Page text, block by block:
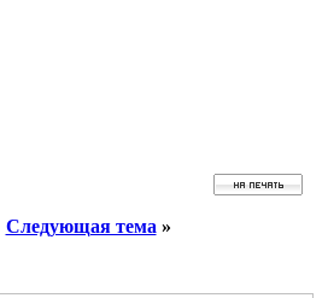
Следующая тема »